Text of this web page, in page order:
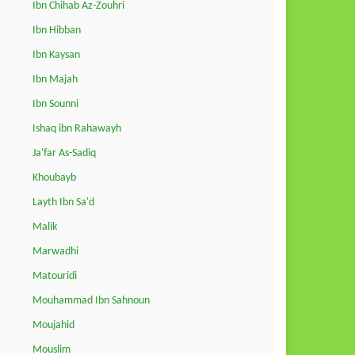
Ibn Chihab Az-Zouhri
Ibn Hibban
Ibn Kaysan
Ibn Majah
Ibn Sounni
Ishaq ibn Rahawayh
Ja'far As-Sadiq
Khoubayb
Layth Ibn Sa'd
Malik
Marwadhi
Matouridi
Mouhammad Ibn Sahnoun
Moujahid
Mouslim